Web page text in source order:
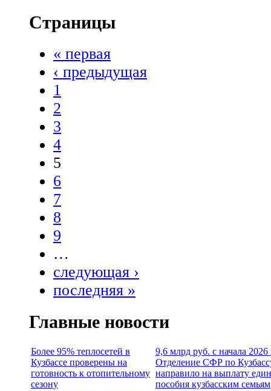
Страницы
« первая
‹ предыдущая
1
2
3
4
5
6
7
8
9
…
следующая ›
последняя »
Главные новости
Более 95% теплосетей в
Кузбассе проверены на
готовность к отопительному
сезону
9,6 млрд руб. с начала 2026
Отделение СФР по
направило на выплату
пособия кузбасским семьям